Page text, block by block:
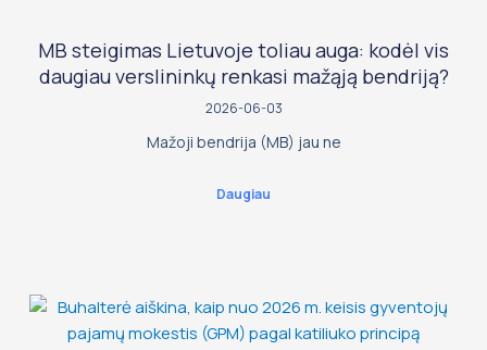
MB steigimas Lietuvoje toliau auga: kodėl vis
daugiau verslininkų renkasi mažąją bendriją?
2026-06-03
Mažoji bendrija (MB) jau ne
Daugiau